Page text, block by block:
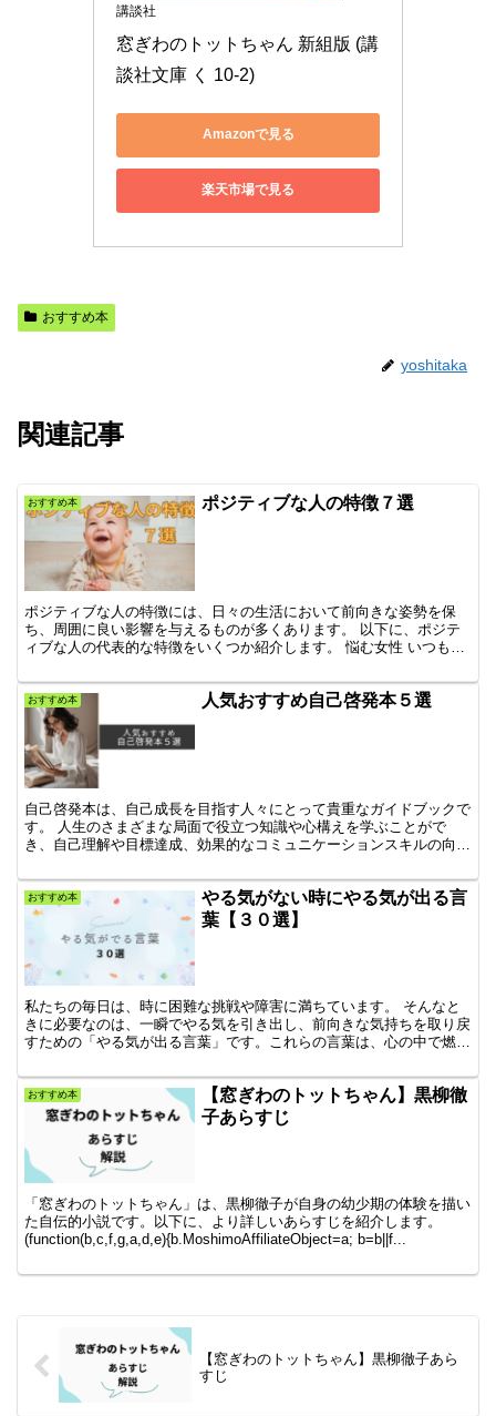
講談社
窓ぎわのトットちゃん 新組版 (講
談社文庫 く 10-2)
Amazonで見る
楽天市場で見る
おすすめ本
yoshitaka
関連記事
おすすめ本 ポジティブな人の特徴７選
ポジティブな人の特徴には、日々の生活において前向きな姿勢を保
ち、周囲に良い影響を与えるものが多くあります。 以下に、ポジテ
ィブな人の代表的な特徴をいくつか紹介します。 悩む女性 いつもマ
おすすめ本 人気おすすめ自己啓発本５選
自己啓発本は、自己成長を目指す人々にとって貴重なガイドブックで
す。 人生のさまざまな局面で役立つ知識や心構えを学ぶことがで
き、自己理解や目標達成、効果的なコミュニケーションスキルの向上
おすすめ本
やる気がない時にやる気が出る言
葉【３０選】
私たちの毎日は、時に困難な挑戦や障害に満ちています。 そんなと
きに必要なのは、一瞬でやる気を引き出し、前向きな気持ちを取り戻
すための「やる気が出る言葉」です。これらの言葉は、心の中で燃え
おすすめ本
【窓ぎわのトットちゃん】黒柳徹
子あらすじ
「窓ぎわのトットちゃん」は、黒柳徹子が自身の幼少期の体験を描い
た自伝的小説です。以下に、より詳しいあらすじを紹介します。
(function(b,c,f,g,a,d,e){b.MoshimoAffiliateObject=a; b=b||f...
【窓ぎわのトットちゃん】黒柳徹子あら
すじ